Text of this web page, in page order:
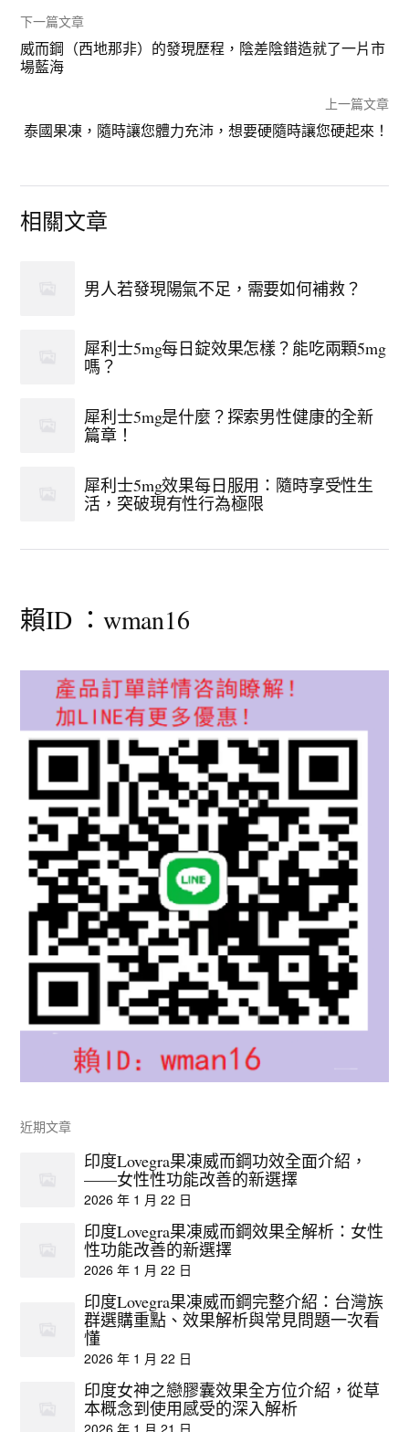
下一篇文章
威而鋼（西地那非）的發現歷程，陰差陰錯造就了一片市
場藍海
上一篇文章
泰國果凍，隨時讓您體力充沛，想要硬隨時讓您硬起來！
相關文章
男人若發現陽氣不足，需要如何補救？
犀利士5mg每日錠效果怎樣？能吃兩顆5mg
嗎？
犀利士5mg是什麼？探索男性健康的全新
篇章！
犀利士5mg效果每日服用：隨時享受性生
活，突破現有性行為極限
賴ID ：wman16
近期文章
印度Lovegra果凍威而鋼功效全面介紹，
——女性性功能改善的新選擇
2026 年 1 月 22 日
印度Lovegra果凍威而鋼效果全解析：女性
性功能改善的新選擇
2026 年 1 月 22 日
印度Lovegra果凍威而鋼完整介紹：台灣族
群選購重點、效果解析與常見問題一次看
懂
2026 年 1 月 22 日
印度女神之戀膠囊效果全方位介紹，從草
本概念到使用感受的深入解析
2026 年 1 月 21 日